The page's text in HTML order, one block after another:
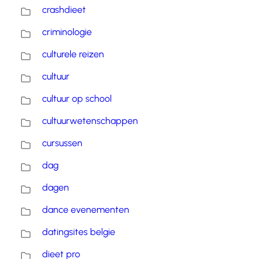
crashdieet
criminologie
culturele reizen
cultuur
cultuur op school
cultuurwetenschappen
cursussen
dag
dagen
dance evenementen
datingsites belgie
dieet pro